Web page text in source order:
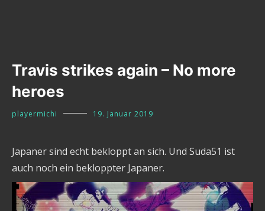
Travis strikes again – No more
heroes
playermichi 19. Januar 2019
Japaner sind echt bekloppt an sich. Und Suda51 ist
auch noch ein bekloppter Japaner.